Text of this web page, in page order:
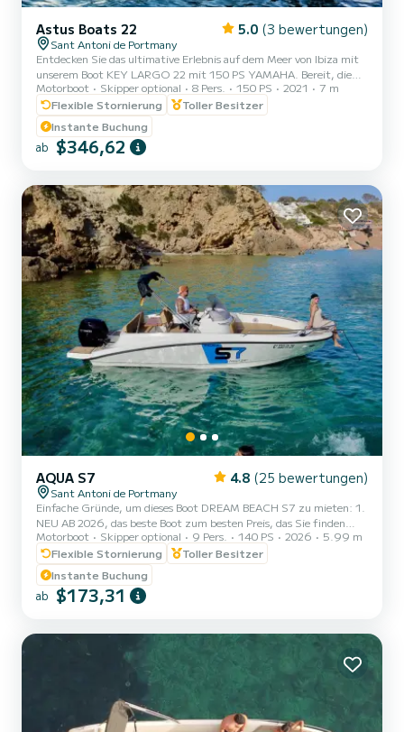
Astus Boats 22 5.0 (3 bewertungen)
Sant Antoni de Portmany
Entdecken Sie das ultimative Erlebnis auf dem Meer von Ibiza mit
unserem Boot KEY LARGO 22 mit 150 PS YAMAHA. Bereit, die
kristallklaren Gewässer von Ibiza zu erkunden? Mit unserem KEY
LARGO 22 PREMIUN BOAT 150CV Yamaha können Sie ein
unglaubliches nautisches Abenteuer erleben. Entspannen Sie sich
einfach und genießen Sie! Warum uns wählen? 1. MINDESTENS
EINEN PNB-NAVIGATIONSLIZENZ HABEN. Wir bieten Ihnen vor
Motorboot Skipper optional 8 Pers. 150 PS 2021
7 m
Flexible Stornierung
Toller Besitzer
Instante Buchung
ab $346,62
AQUA S7 4.8 (25 bewertungen)
Sant Antoni de Portmany
Einfache Gründe, um dieses Boot DREAM BEACH S7 zu mieten: 1.
NEU AB 2026, das beste Boot zum besten Preis, das Sie finden
können. 2. Es hat eine sehr elegante Ästhetik und unterscheidet
sich von anderen Booten. 3. KOSTENLOS Stand-Up-Paddle-Board,
Schnorchelmasken, ZUSÄTZLICH GRATIS MARINE-BOOSTER
NAVBOO!! 4. Mindestnavigationslizenz erforderlich, außerdem
bieten wir vor Ihrem Erlebnis eine Bootseinweisung an, sodass Sie
Motorboot Skipper optional 9 Pers. 140 PS 2026
5.99 m
Flexible Stornierung
Toller Besitzer
Instante Buchung
ab $173,31